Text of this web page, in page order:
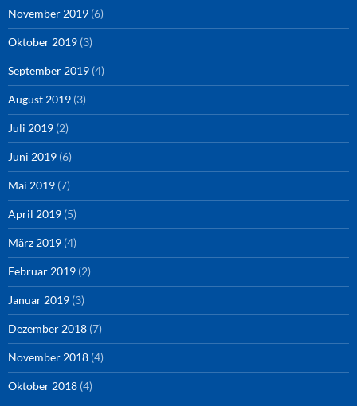
November 2019 (6)
Oktober 2019 (3)
September 2019 (4)
August 2019 (3)
Juli 2019 (2)
Juni 2019 (6)
Mai 2019 (7)
April 2019 (5)
März 2019 (4)
Februar 2019 (2)
Januar 2019 (3)
Dezember 2018 (7)
November 2018 (4)
Oktober 2018 (4)